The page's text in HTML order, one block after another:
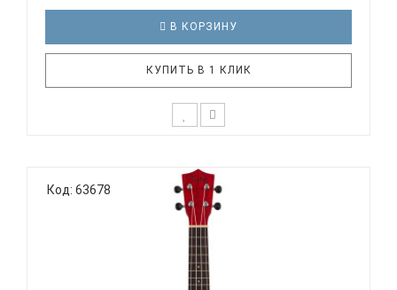
В КОРЗИНУ
КУПИТЬ В 1 КЛИК
пополнение одной из самых популярных линеек
FLIGHT - Natural. Эта укулеле сделана из
индонезийского тика. Помимо того, что это просто
невероятно красивое дерево с полосатой
текстурой, оно обладает потрясающ..
Код: 63678